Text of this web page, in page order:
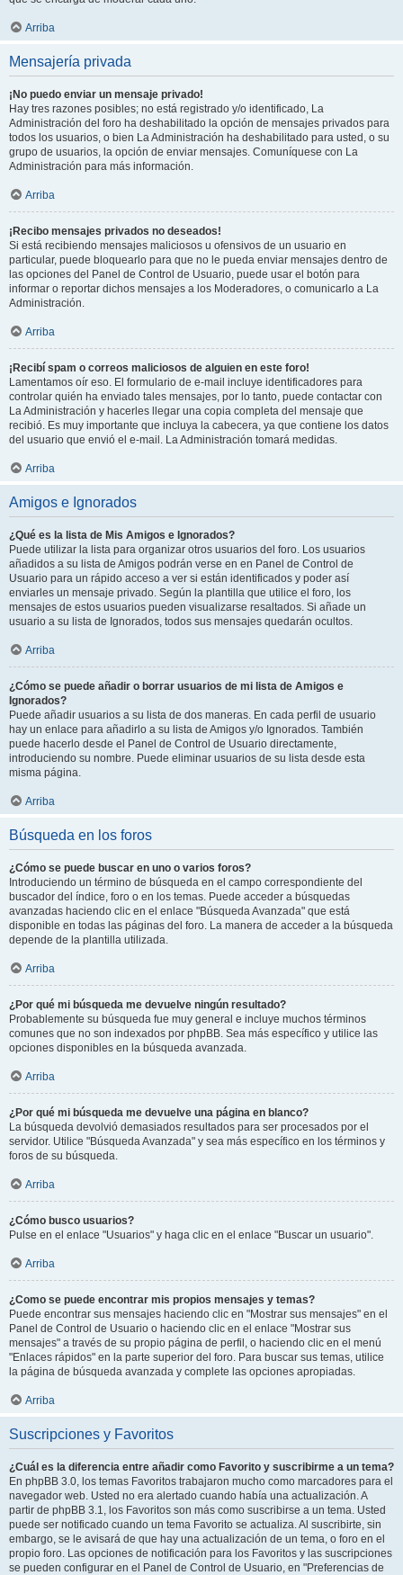
Arriba
Mensajería privada
¡No puedo enviar un mensaje privado!
Hay tres razones posibles; no está registrado y/o identificado, La
Administración del foro ha deshabilitado la opción de mensajes privados para
todos los usuarios, o bien La Administración ha deshabilitado para usted, o su
grupo de usuarios, la opción de enviar mensajes. Comuníquese con La
Administración para más información.
Arriba
¡Recibo mensajes privados no deseados!
Si está recibiendo mensajes maliciosos u ofensivos de un usuario en
particular, puede bloquearlo para que no le pueda enviar mensajes dentro de
las opciones del Panel de Control de Usuario, puede usar el botón para
informar o reportar dichos mensajes a los Moderadores, o comunicarlo a La
Administración.
Arriba
¡Recibí spam o correos maliciosos de alguien en este foro!
Lamentamos oír eso. El formulario de e-mail incluye identificadores para
controlar quién ha enviado tales mensajes, por lo tanto, puede contactar con
La Administración y hacerles llegar una copia completa del mensaje que
recibió. Es muy importante que incluya la cabecera, ya que contiene los datos
del usuario que envió el e-mail. La Administración tomará medidas.
Arriba
Amigos e Ignorados
¿Qué es la lista de Mis Amigos e Ignorados?
Puede utilizar la lista para organizar otros usuarios del foro. Los usuarios
añadidos a su lista de Amigos podrán verse en en Panel de Control de
Usuario para un rápido acceso a ver si están identificados y poder así
enviarles un mensaje privado. Según la plantilla que utilice el foro, los
mensajes de estos usuarios pueden visualizarse resaltados. Si añade un
usuario a su lista de Ignorados, todos sus mensajes quedarán ocultos.
Arriba
¿Cómo se puede añadir o borrar usuarios de mi lista de Amigos e
Ignorados?
Puede añadir usuarios a su lista de dos maneras. En cada perfil de usuario
hay un enlace para añadirlo a su lista de Amigos y/o Ignorados. También
puede hacerlo desde el Panel de Control de Usuario directamente,
introduciendo su nombre. Puede eliminar usuarios de su lista desde esta
misma página.
Arriba
Búsqueda en los foros
¿Cómo se puede buscar en uno o varios foros?
Introduciendo un término de búsqueda en el campo correspondiente del
buscador del índice, foro o en los temas. Puede acceder a búsquedas
avanzadas haciendo clic en el enlace "Búsqueda Avanzada" que está
disponible en todas las páginas del foro. La manera de acceder a la búsqueda
depende de la plantilla utilizada.
Arriba
¿Por qué mi búsqueda me devuelve ningún resultado?
Probablemente su búsqueda fue muy general e incluye muchos términos
comunes que no son indexados por phpBB. Sea más específico y utilice las
opciones disponibles en la búsqueda avanzada.
Arriba
¿Por qué mi búsqueda me devuelve una página en blanco?
La búsqueda devolvió demasiados resultados para ser procesados por el
servidor. Utilice "Búsqueda Avanzada" y sea más específico en los términos y
foros de su búsqueda.
Arriba
¿Cómo busco usuarios?
Pulse en el enlace "Usuarios" y haga clic en el enlace "Buscar un usuario".
Arriba
¿Como se puede encontrar mis propios mensajes y temas?
Puede encontrar sus mensajes haciendo clic en "Mostrar sus mensajes" en el
Panel de Control de Usuario o haciendo clic en el enlace "Mostrar sus
mensajes" a través de su propio página de perfil, o haciendo clic en el menú
"Enlaces rápidos" en la parte superior del foro. Para buscar sus temas, utilice
la página de búsqueda avanzada y complete las opciones apropiadas.
Arriba
Suscripciones y Favoritos
¿Cuál es la diferencia entre añadir como Favorito y suscribirme a un tema?
En phpBB 3.0, los temas Favoritos trabajaron mucho como marcadores para el
navegador web. Usted no era alertado cuando había una actualización. A
partir de phpBB 3.1, los Favoritos son más como suscribirse a un tema. Usted
puede ser notificado cuando un tema Favorito se actualiza. Al suscribirte, sin
embargo, se le avisará de que hay una actualización de un tema, o foro en el
propio foro. Las opciones de notificación para los Favoritos y las suscripciones
se pueden configurar en el Panel de Control de Usuario, en "Preferencias de